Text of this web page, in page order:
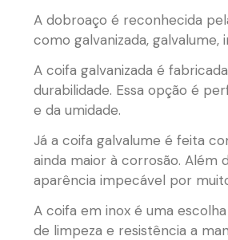
A dobroaço é reconhecida
como galvanizada,
A coifa galvanizada é
durabilidade. Essa opção é
e da umidade.
Já a coifa galvalume é feita
ainda maior à corrosão. Além
aparência impecável por
A coifa em inox é uma
de limpeza e resistência a